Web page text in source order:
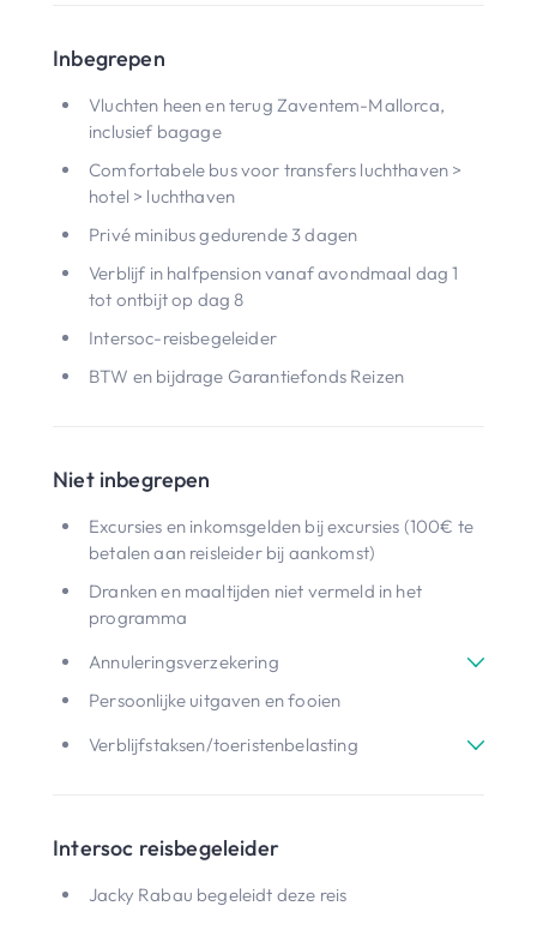
Inbegrepen
Vluchten heen en terug Zaventem-Mallorca,
inclusief bagage
Comfortabele bus voor transfers luchthaven >
hotel > luchthaven
Privé minibus gedurende 3 dagen
Verblijf in halfpension vanaf avondmaal dag 1
tot ontbijt op dag 8
Intersoc-reisbegeleider
BTW en bijdrage Garantiefonds Reizen
Niet inbegrepen
Excursies en inkomsgelden bij excursies (100€ te
betalen aan reisleider bij aankomst)
Dranken en maaltijden niet vermeld in het
programma
Annuleringsverzekering
Persoonlijke uitgaven en fooien
Verblijfstaksen/toeristenbelasting
Intersoc reisbegeleider
Jacky Rabau begeleidt deze reis